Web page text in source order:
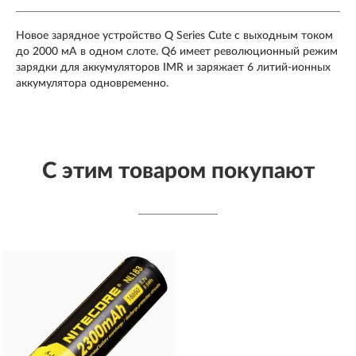
Новое зарядное устройство Q Series Cute с выходным током
до 2000 мА в одном слоте. Q6 имеет революционный режим
зарядки для аккумуляторов IMR и заряжает 6 литий-ионных
аккумулятора одновременно.
С этим товаром покупают